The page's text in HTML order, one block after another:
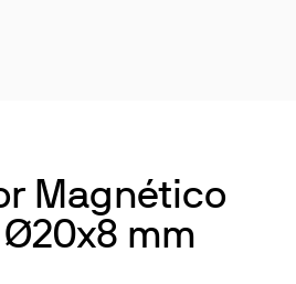
Magnético
Ø20x8 mm